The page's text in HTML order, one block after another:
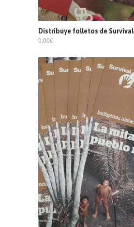
Distribuye folletos de Survival
0,00€